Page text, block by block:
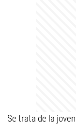
Se trata de la